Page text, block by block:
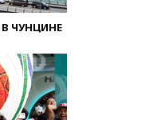
ЧУНЦИНЕ